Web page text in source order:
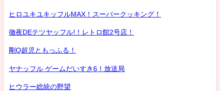
ヒロユキユキッフルMAX！スーパークッキング！
徹夜DEテツヤッフル!！レトロ館2号店！
剛Q超児ともっふる！
ヤナッフル ゲームだいすき6！放送局
ヒウラー総統の野望